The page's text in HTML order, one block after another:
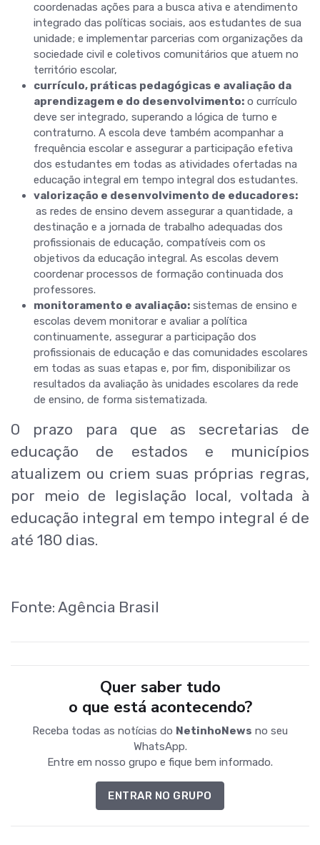
coordenadas ações para a busca ativa e atendimento
integrado das políticas sociais, aos estudantes de sua
unidade; e implementar parcerias com organizações da
sociedade civil e coletivos comunitários que atuem no
território escolar,
currículo, práticas pedagógicas e avaliação da
aprendizagem e do desenvolvimento: o currículo
deve ser integrado, superando a lógica de turno e
contraturno. A escola deve também acompanhar a
frequência escolar e assegurar a participação efetiva
dos estudantes em todas as atividades ofertadas na
educação integral em tempo integral dos estudantes.
valorização e desenvolvimento de educadores:
as redes de ensino devem assegurar a quantidade, a
destinação e a jornada de trabalho adequadas dos
profissionais de educação, compatíveis com os
objetivos da educação integral. As escolas devem
coordenar processos de formação continuada dos
professores.
monitoramento e avaliação: sistemas de ensino e
escolas devem monitorar e avaliar a política
continuamente, assegurar a participação dos
profissionais de educação e das comunidades escolares
em todas as suas etapas e, por fim, disponibilizar os
resultados da avaliação às unidades escolares da rede
de ensino, de forma sistematizada.
O prazo para que as secretarias de
educação de estados e municípios
atualizem ou criem suas próprias regras,
por meio de legislação local, voltada à
educação integral em tempo integral é de
até 180 dias.
Fonte: Agência Brasil
Quer saber tudo
o que está acontecendo?
Receba todas as notícias do NetinhoNews no seu
WhatsApp.
Entre em nosso grupo e fique bem informado.
ENTRAR NO GRUPO